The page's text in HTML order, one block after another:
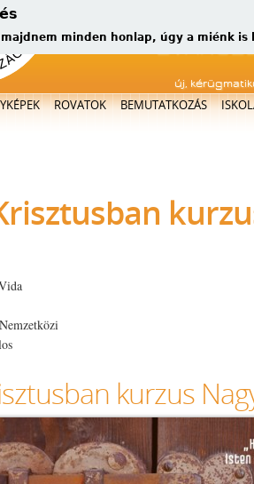
minden honlap, úgy a miénk is
új,
ROVATOK BEMUTATKOZÁS
Nemzetközi
kurzus